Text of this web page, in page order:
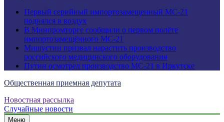
Первый серийный импортозамещенный МС-21
поднялся в воздух
В Минпромторге сообщили о первом полёте
импортозамещённого МС-21
Мишустин призвал нарастить производство
российского медицинского оборудования
Путин осмотрел производство МС-21 в Иркутске
Общественная приемная депутата
Новостная рассылка
Случайные новости
Меню